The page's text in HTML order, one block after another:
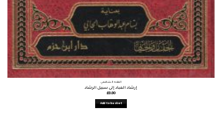
الفقه الشافعي
إرشاد العباد إلى سبيل الرشاد
£8.80
Add to basket